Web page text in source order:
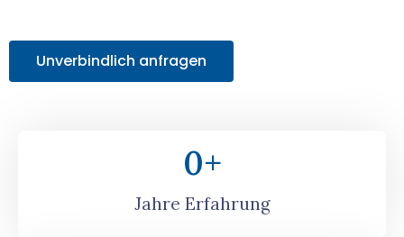
Unverbindlich anfragen
Jahre Erfahrung
0+